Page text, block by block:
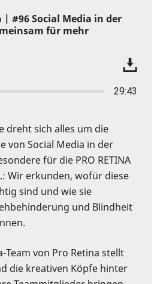
#96 Social Media in der
für mehr
29:43
dreht sich alles um die
von Social Media in der
für die PRO RETINA
Wir erkunden, wofür diese
sind und wie sie
und Blindheit
Team von Pro Retina stellt
die kreativen Köpfe hinter